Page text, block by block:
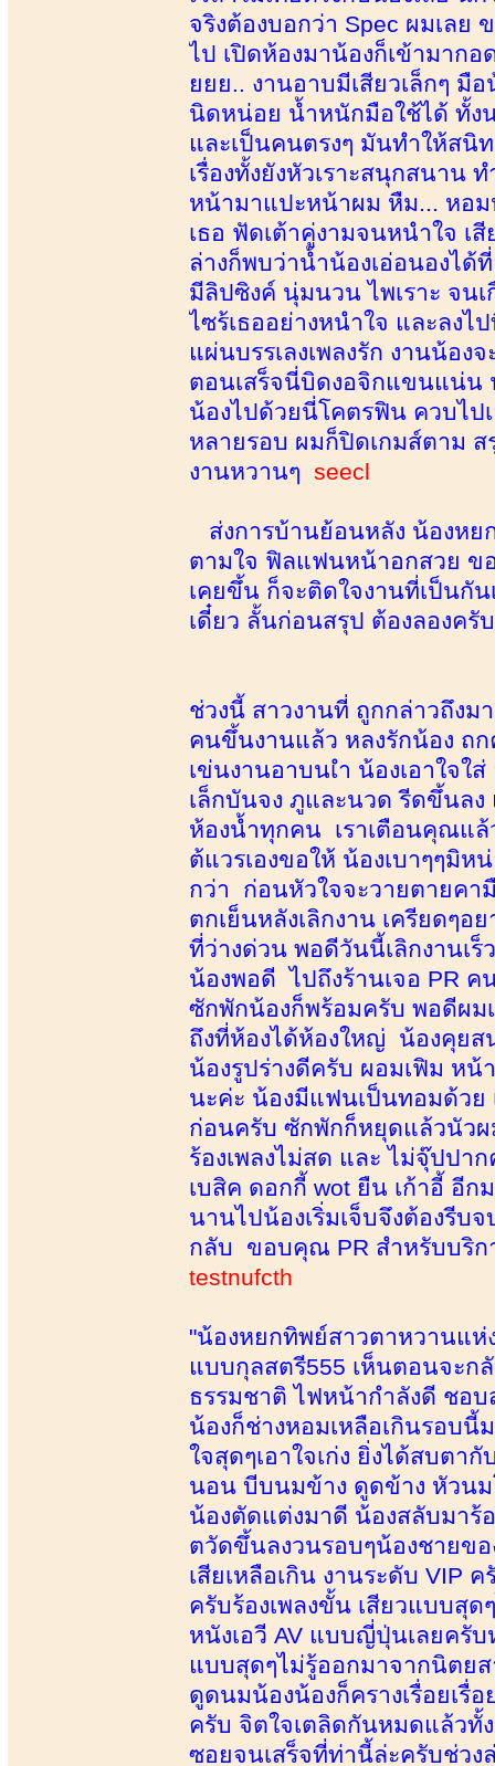
จริงต้องบอกว่า Spec ผมเล
ไป เปิดห้องมาน้องก็เข้ามาก
ยยย.. งานอาบมีเสียวเล็กๆ มื
นิดหน่อย น้ำหนักมือใช้ได้ ทั้ง
และเป็นคนตรงๆ มันทำให้สนิ
เรื่องทั้งยังหัวเราะสนุกสนาน
หน้ามาแปะหน้าผม หืม... หอ
เธอ ฟัดเต้าคู่งามจนหนำใจ เ
ล่างก็พบว่าน้ำน้องเอ่อนองได้
มีลิปซิงค์ นุ่มนวน ไพเราะ จน
ไซร้เธออย่างหนำใจ และลง
แผ่นบรรเลงเพลงรัก งานน้อง
ตอนเสร็จนี่บิดงอจิกแขนแน่น
น้องไปด้วยนี่โคตรฟิน ควบไป
หลายรอบ ผมก็ปิดเกมส์ตาม ส
งานหวานๆ seecl
ส่งการบ้านย้อนหลัง น้องหย
ตามใจ ฟิลแฟนหน้าอกสวย ขอ
เคยขึ้น ก็จะติดใจงานที่เป็นกั
เดี๋ยว ลั้นก่อนสรุป ต้องลองครั
ช่วงนี้ สาวงานที่ ถูกกล่าวถึงม
คนขึ้นงานแล้ว หลงรักน้อง ถก
เข่นงานอาบนเำ น้องเอาใจ
เล็กบันจง ภูและนวด รีดขึ้นล
ห้องน้ำทุกคน เราเตือนคุณแ
ต้แวรเองขอให้ น้องเบาๆๆมิ
กว่า ก่อนหัวใจจะวายตายคา
ตกเย็นหลังเลิกงาน เครียดๆ
ที่ว่างด่วน พอดีวันนี้เลิกงานเ
น้องพอดี ไปถึงร้านเจอ PR
ซักพักน้องก็พร้อมครับ พอดีผม
ถึงที่ห้องได้ห้องใหญ่ น้องคุย
น้องรูปร่างดีครับ ผอมเฟิม ห
นะค่ะ น้องมีแฟนเป็นทอมด้วย
ก่อนครับ ซักพักก็หยุดแล้วนัวผ
ร้องเพลงไม่สด และ ไม่จุ๊ปปา
เบสิค ดอกกี้ wot ยืน เก้าอี้ อี
นานไปน้องเริ่มเจ็บจึงต้องรี
กลับ ขอบคุณ PR สำหรับบริก
testnufcth
"น้องหยกทิพย์สาวตาหวานแห่
แบบกุลสตรี555 เห็นตอนจะก
ธรรมชาติ ไฟหน้ากำลังดี ชอ
น้องก็ช่างหอมเหลือเกินรอบ
ใจสุดๆเอาใจเก่ง ยิ่งได้สบตา
นอน บีบนมข้าง ดูดข้าง หัวนม
น้องตัดแต่งมาดี น้องสลับมาร้
ตวัดขึ้นลงวนรอบๆน้องชายขอ
เสียเหลือเกิน งานระดับ VIP
ครับร้องเพลงขั้น เสียวแบบสุด
หนังเอวี AV แบบญี่ปุ่นเลยครั
แบบสุดๆไม่รู้ออกมาจากนิตย
ดูดนมน้องน้องก็ครางเรื่อยเรื่
ครับ จิตใจเตลิดกันหมดแล้วทั้
ซอยจนเสร็จที่ท่านี้ล่ะครับช่วง